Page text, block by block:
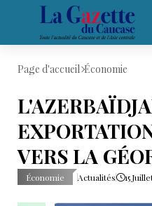
Page d'accueil Économie
VERS LA
Économie Actualités 15